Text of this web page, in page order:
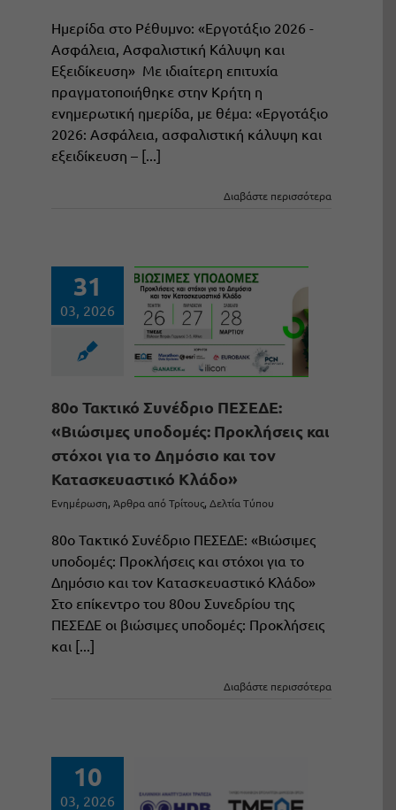
Ημερίδα στο Ρέθυμνο: «Εργοτάξιο 2026 -
Ασφάλεια, Ασφαλιστική Κάλυψη και
Εξειδίκευση» Με ιδιαίτερη επιτυχία
πραγματοποιήθηκε στην Κρήτη η
ενημερωτική ημερίδα, με θέμα: «Εργοτάξιο
2026: Ασφάλεια, ασφαλιστική κάλυψη και
εξειδίκευση – [...]
Διαβάστε περισσότερα
31
03, 2026
80ο Τακτικό Συνέδριο ΠΕΣΕΔΕ:
«Βιώσιμες υποδομές: Προκλήσεις και
στόχοι για το Δημόσιο και τον
Κατασκευαστικό Κλάδο»
Ενημέρωση, Άρθρα από Τρίτους, Δελτία Τύπου
80ο Τακτικό Συνέδριο ΠΕΣΕΔΕ: «Βιώσιμες
υποδομές: Προκλήσεις και στόχοι για το
Δημόσιο και τον Κατασκευαστικό Κλάδο»
Στο επίκεντρο του 80ου Συνεδρίου της
ΠΕΣΕΔΕ οι βιώσιμες υποδομές: Προκλήσεις
και [...]
Διαβάστε περισσότερα
10
03, 2026